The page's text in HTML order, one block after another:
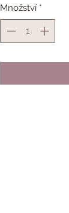
Množství *